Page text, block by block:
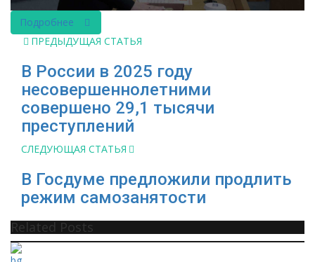
Подробнее
ПРЕДЫДУЩАЯ СТАТЬЯ
В России в 2025 году
несовершеннолетними
совершено 29,1 тысячи
преступлений
СЛЕДУЮЩАЯ СТАТЬЯ
В Госдуме предложили продлить
режим самозанятости
Related Posts